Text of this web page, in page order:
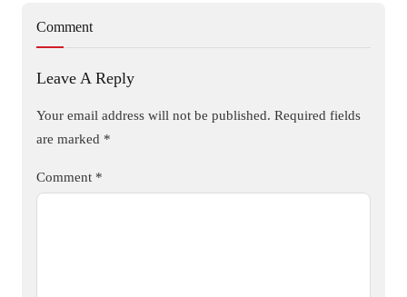
Comment
Leave A Reply
Your email address will not be published. Required fields
are marked *
Comment *